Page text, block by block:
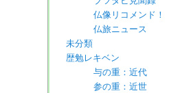
仏像リコメンド！
仏旅ニュース
未分類
歴勉レキベン
与の重：近代
参の重：近世